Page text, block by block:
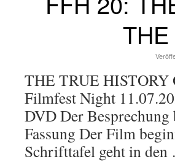
THE TRUE HISTORY
Filmfest Night
DVD Der
Fassung Der Film
Schrifttafel geht in